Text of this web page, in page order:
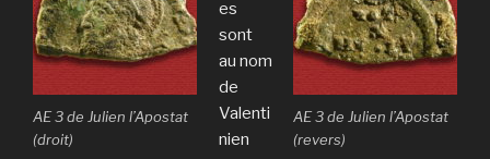
AE 3 de Julien l’Apostat
(droit)
AE 3 de Julien l’Apostat
(revers)
es
sont
au nom
de
Valenti
nien